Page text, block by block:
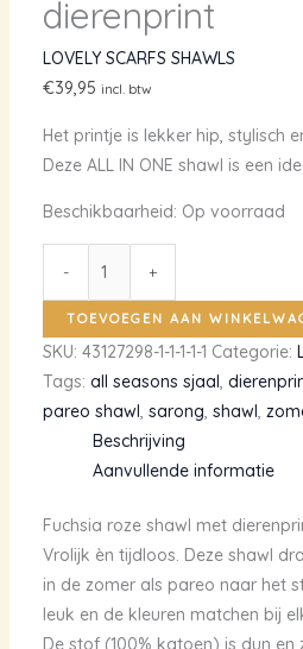
dierenprint
LOVELY SCARFS SHAWLS
€39,95 incl. btw
Het printje is lekker hip, stylisch
Deze ALL IN ONE shawl is een
Beschikbaarheid: Op voorraad
-
shawl
met
dierenprint
aantal
+
TOEVOEGEN AAN
SKU: 43127298-1-1-1-1-1 Categorie:
Tags: all seasons sjaal,
pareo shawl, sarong, shawl,
Beschrijving
Aanvullende informatie
Fuchsia roze shawl met
Vrolijk èn tijdloos. Deze shawl
in de zomer als pareo naar het
leuk en de kleuren matchen bij